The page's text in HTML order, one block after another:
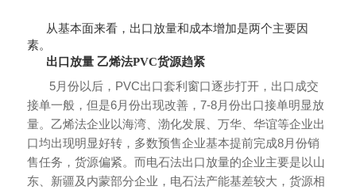
从基本面来看，出口放量和成本增加是两个主要因
素。
出口放量 乙烯法PVC货源趋紧
5月份以后，PVC出口套利窗口逐步打开，出口成交
接单一般，但是6月份出现改善，7-8月份出口接单明显放
量。乙烯法企业以海湾、渤化发展、万华、华谊等企业出
口均出现明显好转，多数预售企业基本提前完成8月份销
售任务，货源偏紧。而电石法出口放量的企业主要是以山
东、新疆及内蒙部分企业，电石法产能基差较大，货源相